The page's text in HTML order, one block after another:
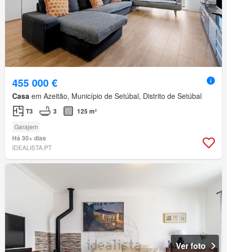
455 000 €
Casa em Azeitão, Município de Setúbal, Distrito de Setúbal
T3 3 125 m²
Garajem
Há 30+ dias
IDEALISTA.PT
Ver foto